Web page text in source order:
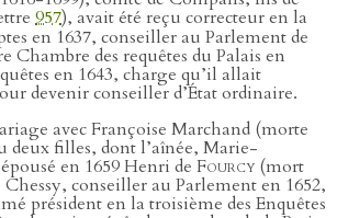
957), avait été reçu correcteur en la
en 1637, conseiller au Parlement de
Chambre des requêtes du Palais en
en 1643, charge qu’il allait
devenir conseiller d’État ordinaire.
avec Françoise Marchand (morte
deux filles, dont l’aînée, Marie-
en 1659 Henri de Fourcy (mort
Chessy, conseiller au Parlement en 1652,
président en la troisième des Enquêtes